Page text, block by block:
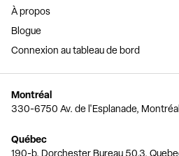
À propos
Blogue
Connexion au tableau de bord
Montréal
330-6750 Av. de l'Esplanade,
Québec
190-b, Dorchester Bureau 50.3,